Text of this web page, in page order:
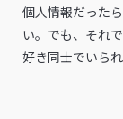
個人情報だった
い。でも、それ
好き同士でいら